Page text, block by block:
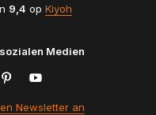
9,4 op Kiyoh
Medien
Newsletter an